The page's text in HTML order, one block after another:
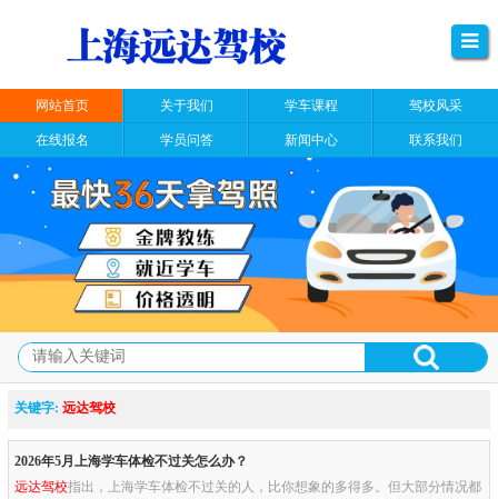
网站首页 关于我们 学车课程 驾校风采
在线报名 学员问答 新闻中心 联系我们
关键字: 远达驾校
2026年5月上海学车体检不过关怎么办？
远达驾校指出，上海学车体检不过关的人，比你想象的多得多。但大部分情况都